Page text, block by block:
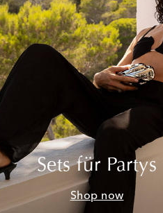
Sets für Partys
Shop now